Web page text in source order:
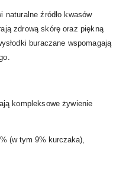
naturalne źródło kwasów
zdrową skórę oraz piękną
buraczane wspomagają
kompleksowe żywienie
(w tym 9% kurczaka),